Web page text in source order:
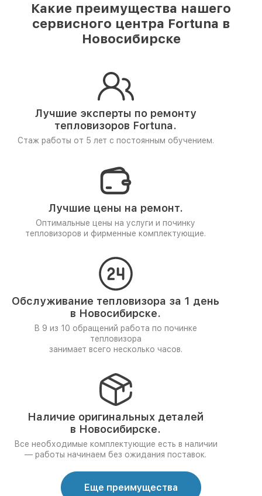
Какие преимущества нашего
сервисного центра Fortuna в
Новосибирске
Лучшие эксперты по ремонту
тепловизоров Fortuna.
Стаж работы от 5 лет с постоянным обучением.
Лучшие цены на ремонт.
Оптимальные цены на услуги и починку
тепловизоров и фирменные комплектующие.
Обслуживание тепловизора за 1 день
в Новосибирске.
В 9 из 10 обращений работа по починке
тепловизора
занимает всего несколько часов.
Наличие оригинальных деталей
в Новосибирске.
Все необходимые комплектующие есть в наличии
— работы начинаем без ожидания поставок.
Еще преимущества